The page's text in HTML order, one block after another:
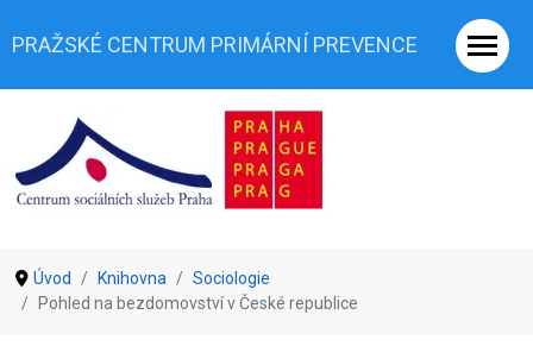
PRAŽSKÉ CENTRUM PRIMÁRNÍ PREVENCE
Úvod Knihovna
Sociologie
Pohled na bezdomovství v České republice